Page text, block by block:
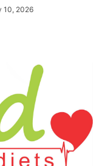
10, 2026